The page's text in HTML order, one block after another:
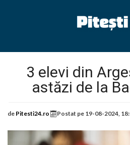
3 elevi din
astăzi de la
de Pitesti24.ro Postat pe 19-08-2024,